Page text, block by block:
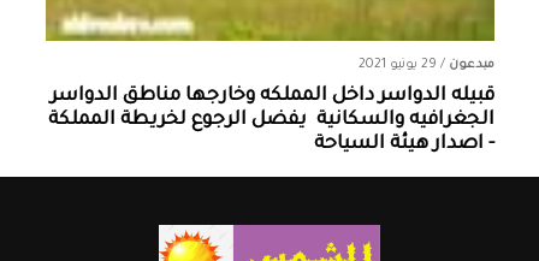
مبدعون / 29 يونيو 2021
قبيله الدواسر داخل المملكه وخارجها ‏مناطق الدواسر
الجغرافيه والسكانية ‏ يفضل الرجوع لخريطة المملكة
- اصدار هيئة السياحة